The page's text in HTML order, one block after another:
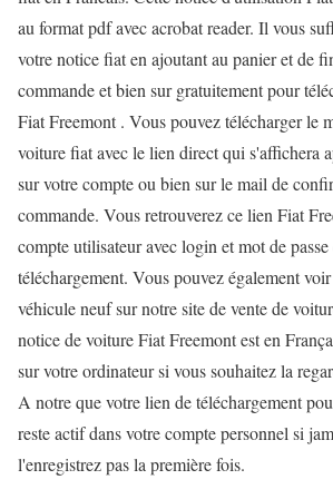
au format pdf avec acrobat reader. Il vous
votre notice fiat en ajoutant au panier et de
commande et bien sur gratuitement pour
Fiat Freemont . Vous pouvez télécharger le
voiture fiat avec le lien direct qui s'affichera
sur votre compte ou bien sur le mail de
commande. Vous retrouverez ce lien Fiat
compte utilisateur avec login et mot de
téléchargement. Vous pouvez également
véhicule neuf sur notre site de vente de
notice de voiture Fiat Freemont est en
sur votre ordinateur si vous souhaitez la
A notre que votre lien de téléchargement
reste actif dans votre compte personnel si
l'enregistrez pas la première fois.